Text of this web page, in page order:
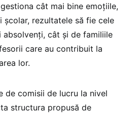
cât mai bine emoțiile,
școlar, rezultatele să fie cele
cât și de familiile
care au contribuit la
lor.
de comisii de lucru la nivel
structura propusă de